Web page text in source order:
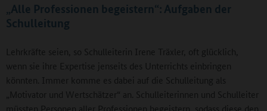
„Alle Professionen begeistern“: Aufgaben der
Schulleitung
Lehrkräfte seien, so Schulleiterin Irene Träxler, oft glücklich,
wenn sie ihre Expertise jenseits des Unterrichts einbringen
könnten. Immer komme es dabei auf die Schulleitung als
„Motivator und Wertschätzer“ an. Schulleiterinnen und Schulleiter
müssten Personen aller Professionen begeistern, sodass diese den